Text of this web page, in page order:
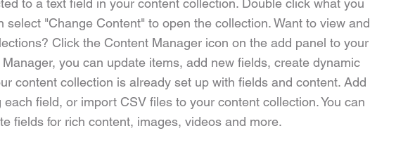
to a text field in your content collection. Double click what you
select "Change Content" to open the collection. Want to view and
Click the Content Manager icon on the add panel to your
you can update items, add new fields, create dynamic
content collection is already set up with fields and content. Add
field, or import CSV files to your content collection. You can
fields for rich content, images, videos and more.